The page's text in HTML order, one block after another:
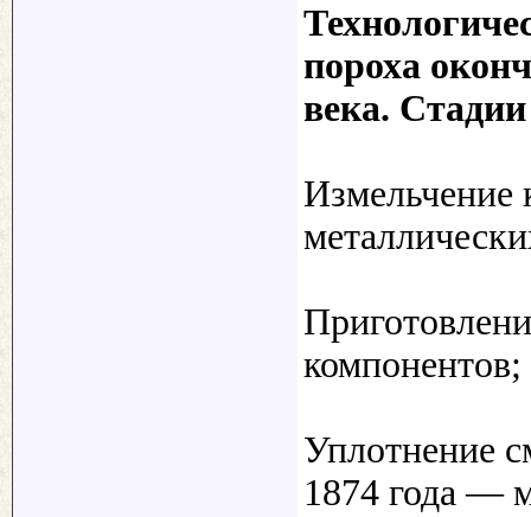
пороха
века.
Измельчение
компонентов;
Уплотнение
1874 года —